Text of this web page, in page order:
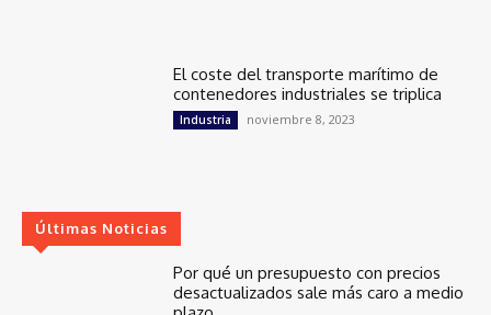
El coste del transporte marítimo de
contenedores industriales se triplica
Industria noviembre 8, 2023
Últimas Noticias
Por qué un presupuesto con precios
desactualizados sale más caro a medio